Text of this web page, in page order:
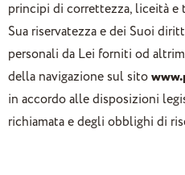
principi di correttezza, liceità e
Sua riservatezza e dei Suoi
personali da Lei forniti od
della navigazione sul sito
in accordo alle disposizioni
richiamata e degli obblighi di